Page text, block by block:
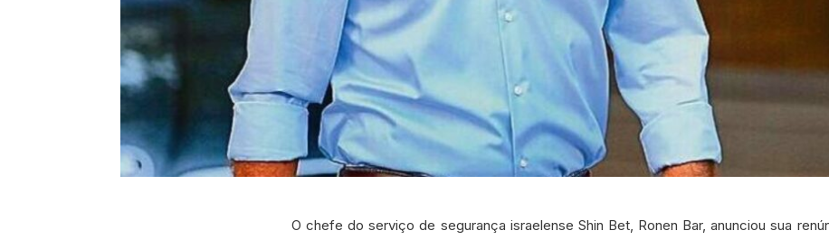
O chefe do serviço de segurança israelense Shin Bet, Ronen Bar, anunciou sua